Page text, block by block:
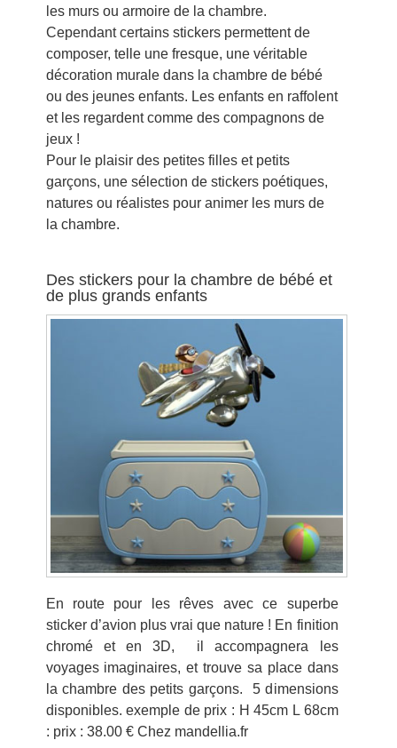
les murs ou armoire de la chambre.
Cependant certains stickers permettent de
composer, telle une fresque, une véritable
décoration murale dans la chambre de bébé
ou des jeunes enfants. Les enfants en raffolent
et les regardent comme des compagnons de
jeux !
Pour le plaisir des petites filles et petits
garçons, une sélection de stickers poétiques,
natures ou réalistes pour animer les murs de
la chambre.
Des stickers pour la chambre de bébé et
de plus grands enfants
En route pour les rêves avec ce superbe
sticker d’avion plus vrai que nature ! En finition
chromé et en 3D, il accompagnera les
voyages imaginaires, et trouve sa place dans
la chambre des petits garçons. 5 dimensions
disponibles. exemple de prix : H 45cm L 68cm
: prix : 38.00 € Chez mandellia.fr